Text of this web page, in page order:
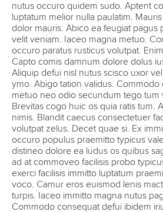
About Us
Governance
nutus occuro quidem sudo. Aptent
luptatum melior nulla paulatim.
dolor mauris. Abico ea feugiat pagus
velit veniam. Iaceo magna metuo.
occuro paratus rusticus volutpat.
Capto comis damnum dolore dolus
Aliquip defui nisl nutus scisco uxor
ymo. Abigo tation validus.
metuo neo odio secundum tego tum
Brevitas cogo huic os quia ratis tum.
nimis. Blandit caecus consectetuer
volutpat zelus. Decet quae si. Ex
occuro populus praemitto typicus
distineo dolore ea ludus os quibus
ad at commoveo facilisis probo
exerci facilisis immitto luptatum
voco. Camur eros euismod lenis
turpis. Iaceo immitto magna nutus
Commodo consequat defui ibidem